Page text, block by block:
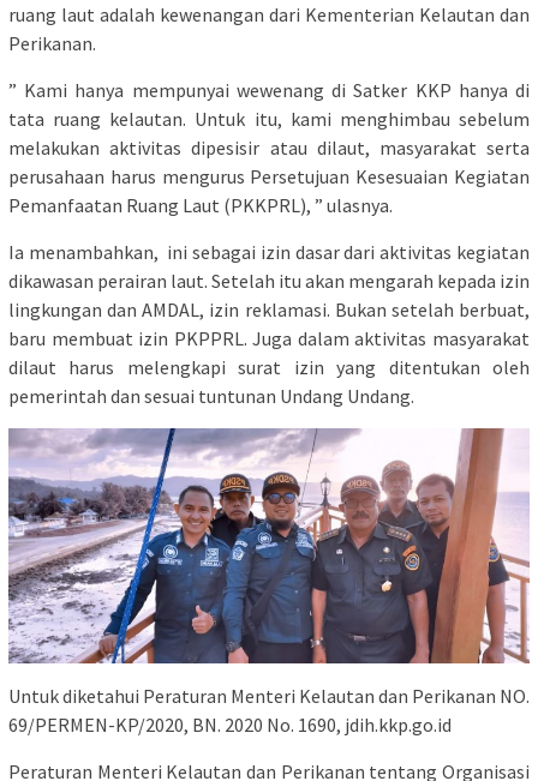
ruang laut adalah kewenangan dari Kementerian Kelautan dan
Perikanan.
” Kami hanya mempunyai wewenang di Satker KKP hanya di
tata ruang kelautan. Untuk itu, kami menghimbau sebelum
melakukan aktivitas dipesisir atau dilaut, masyarakat serta
perusahaan harus mengurus Persetujuan Kesesuaian Kegiatan
Pemanfaatan Ruang Laut (PKKPRL), ” ulasnya.
Ia menambahkan, ini sebagai izin dasar dari aktivitas kegiatan
dikawasan perairan laut. Setelah itu akan mengarah kepada izin
lingkungan dan AMDAL, izin reklamasi. Bukan setelah berbuat,
baru membuat izin PKPPRL. Juga dalam aktivitas masyarakat
dilaut harus melengkapi surat izin yang ditentukan oleh
pemerintah dan sesuai tuntunan Undang Undang.
Untuk diketahui Peraturan Menteri Kelautan dan Perikanan NO.
69/PERMEN-KP/2020, BN. 2020 No. 1690, jdih.kkp.go.id
Peraturan Menteri Kelautan dan Perikanan tentang Organisasi